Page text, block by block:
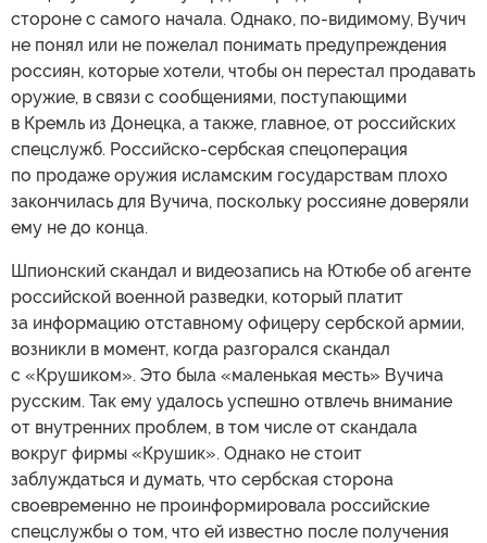
стороне с самого начала. Однако, по-видимому, Вучич
не понял или не пожелал понимать предупреждения
россиян, которые хотели, чтобы он перестал продавать
оружие, в связи с сообщениями, поступающими
в Кремль из Донецка, а также, главное, от российских
спецслужб. Российско-сербская спецоперация
по продаже оружия исламским государствам плохо
закончилась для Вучича, поскольку россияне доверяли
ему не до конца.
Шпионский скандал и видеозапись на Ютюбе об агенте
российской военной разведки, который платит
за информацию отставному офицеру сербской армии,
возникли в момент, когда разгорался скандал
с «Крушиком». Это была «маленькая месть» Вучича
русским. Так ему удалось успешно отвлечь внимание
от внутренних проблем, в том числе от скандала
вокруг фирмы «Крушик». Однако не стоит
заблуждаться и думать, что сербская сторона
своевременно не проинформировала российские
спецслужбы о том, что ей известно после получения